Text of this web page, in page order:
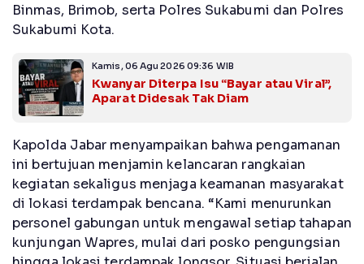
Binmas, Brimob, serta Polres Sukabumi dan Polres
Sukabumi Kota.
Kamis, 06 Agu 2026 09:36 WIB
Kwanyar Diterpa Isu “Bayar atau Viral”,
Aparat Didesak Tak Diam
Kapolda Jabar menyampaikan bahwa pengamanan
ini bertujuan menjamin kelancaran rangkaian
kegiatan sekaligus menjaga keamanan masyarakat
di lokasi terdampak bencana. “Kami menurunkan
personel gabungan untuk mengawal setiap tahapan
kunjungan Wapres, mulai dari posko pengungsian